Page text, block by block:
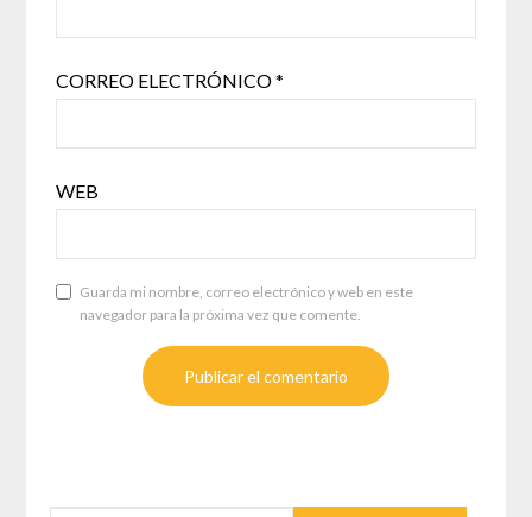
CORREO ELECTRÓNICO*
WEB
Guarda mi nombre, correo electrónico y web en este
navegador para la próxima vez que comente.